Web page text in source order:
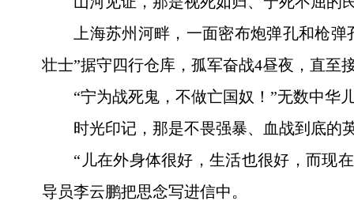
上海苏州河畔，一面密布炮弹孔和枪
壮士”据守四行仓库，孤军奋战4昼夜，直至
“宁为战死鬼，不做亡国奴！”无数中华
时光印记，那是不畏强暴、血战到底
“儿在外身体很好，生活也很好，而现
导员李云鹏把思念写进信中。